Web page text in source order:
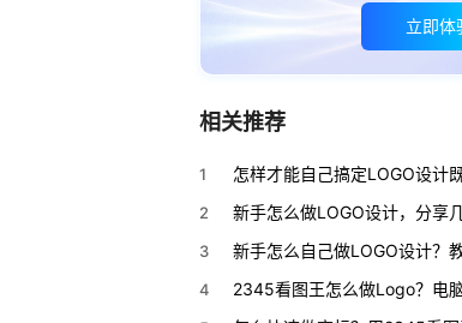
立即体
相关推荐
1 怎样才能自己搞定LOGO设计
2 新手怎么做LOGO设计，分享
3 新手怎么自己做LOGO设计？
4